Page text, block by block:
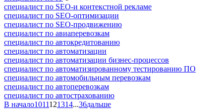
специалист по SEO-и контекстной рекламе
специалист по SEO-оптимизации
специалист по SEO-продвижению
специалист по авиаперевозкам
специалист по автокредитованию
специалист по автоматизации
специалист по автоматизации бизнес-процессов
специалист по автоматизированному тестированию ПО
специалист по автомобильным перевозкам
специалист по автоперевозкам
специалист по автострахованию
В начало1011121314...36дальше